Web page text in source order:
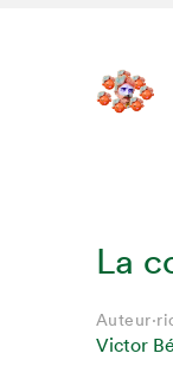
La
Victor